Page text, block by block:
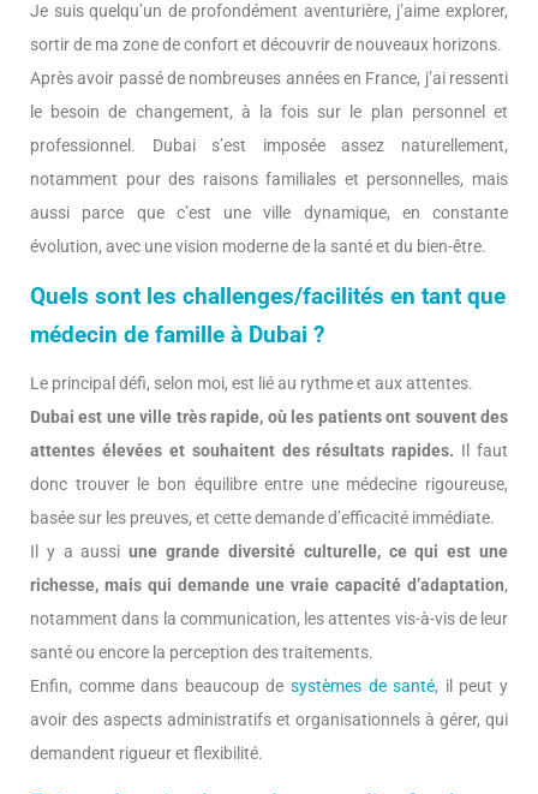
Je suis quelqu’un de profondément aventurière, j’aime explorer,
sortir de ma zone de confort et découvrir de nouveaux horizons.
Après avoir passé de nombreuses années en France, j’ai ressenti
le besoin de changement, à la fois sur le plan personnel et
professionnel. Dubai s’est imposée assez naturellement,
notamment pour des raisons familiales et personnelles, mais
aussi parce que c’est une ville dynamique, en constante
évolution, avec une vision moderne de la santé et du bien-être.
Quels sont les challenges/facilités en tant que
médecin de famille à Dubai ?
Le principal défi, selon moi, est lié au rythme et aux attentes.
Dubai est une ville très rapide, où les patients ont souvent des
attentes élevées et souhaitent des résultats rapides. Il faut
donc trouver le bon équilibre entre une médecine rigoureuse,
basée sur les preuves, et cette demande d’efficacité immédiate.
Il y a aussiune grande diversité culturelle, ce qui est une
richesse, mais qui demande une vraie capacité d’adaptation,
notamment dans la communication, les attentes vis-à-vis de leur
santé ou encore la perception des traitements.
Enfin, comme dans beaucoup de systèmes de santé, il peut y
avoir des aspects administratifs et organisationnels à gérer, qui
demandent rigueur et flexibilité.